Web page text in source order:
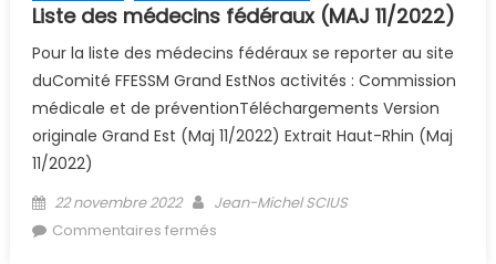
Liste des médecins fédéraux (MAJ 11/2022)
Pour la liste des médecins fédéraux se reporter au site
duComité FFESSM Grand EstNos activités : Commission
médicale et de préventionTéléchargements Version
originale Grand Est (Maj 11/2022) Extrait Haut-Rhin (Maj
11/2022)
Posted on
22 novembre 2022 Author
Jean-Michel SCIUS
Commentaires fermés